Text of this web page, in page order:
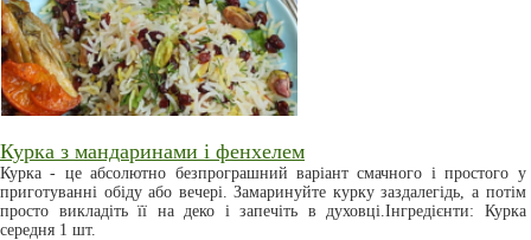
Курка з мандаринами і фенхелем
Курка - це абсолютно безпрограшний варіант смачного і простого у
приготуванні обіду або вечері. Замаринуйте курку заздалегідь, а потім
просто викладіть її на деко і запечіть в духовці.Інгредієнти: Курка
середня 1 шт.